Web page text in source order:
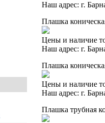
Наш адрес: г.
Плашка
Цены и наличие
Наш адрес: г.
Плашка
Цены и наличие
Наш адрес: г.
Плашка трубная